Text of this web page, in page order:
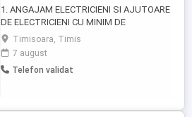
1. ANGAJAM ELECTRICIENI SI AJUTOARE
DE ELECTRICIENI CU MINIM DE
EXPERIENTA IN DOMENIUL ELECTRIC
PENTRU COMPLETAREA ECHIPEI
NOASTRE . Asiguram oportunitati de
invatare si crestere profesionala intr un
MONTAREA SI CONECTAREA
Timisoara, Timis
7 august
Telefon validat